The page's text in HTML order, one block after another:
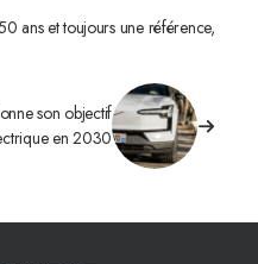
ans et toujours une référence,
son objectif
en 2030